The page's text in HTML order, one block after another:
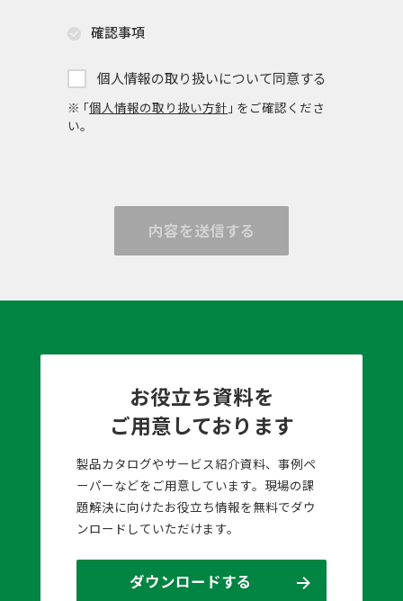
確認事項
個人情報の取り扱いについて同意する
※ ｢個人情報の取り扱い方針 ｣ をご確認くださ
い。
内容を送信する
お役立ち資料を
ご用意しております
製品カタログやサービス紹介資料、事例ペ
ーパーなどをご用意しています。現場の課
題解決に向けたお役立ち情報を無料でダウ
ンロードしていただけます。
ダウンロードする